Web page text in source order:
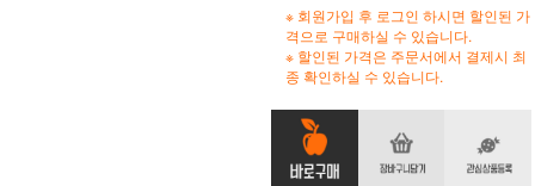
※ 회원가입 후 로그인 하시면 할인된 가
격으로 구매하실 수 있습니다.
※ 할인된 가격은 주문서에서 결제시 최
종 확인하실 수 있습니다.